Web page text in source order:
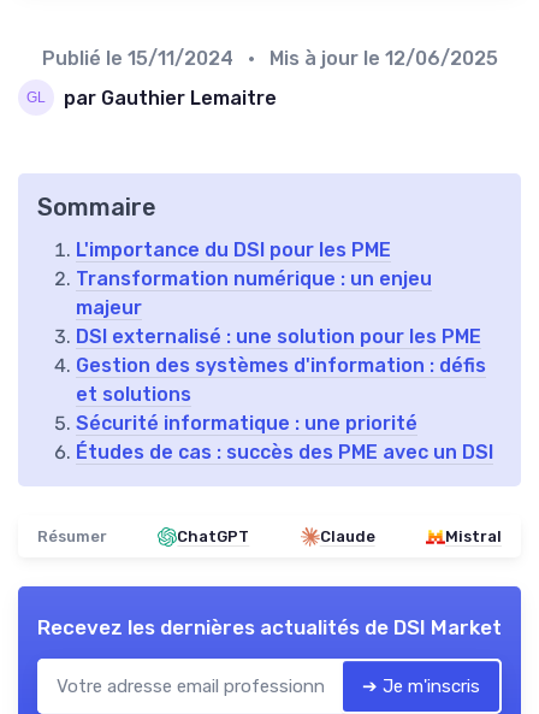
Publié le 15/11/2024 • Mis à jour le 12/06/2025
par Gauthier Lemaitre
Sommaire
L'importance du DSI pour les PME
Transformation numérique : un enjeu
majeur
DSI externalisé : une solution pour les PME
Gestion des systèmes d'information : défis
et solutions
Sécurité informatique : une priorité
Études de cas : succès des PME avec un DSI
Résumer ChatGPT Claude Mistral
Recevez les dernières actualités de DSI Market
➔ Je m'inscris